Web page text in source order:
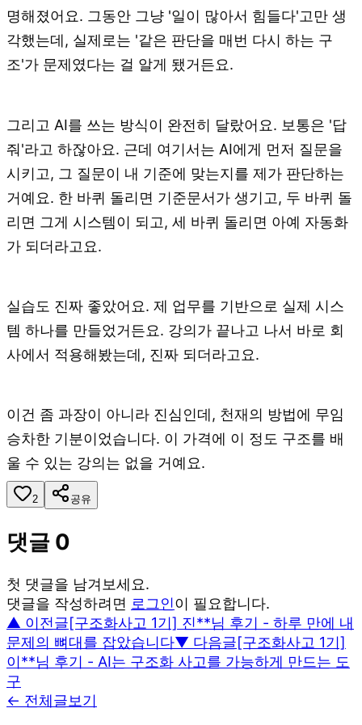
명해졌어요. 그동안 그냥 '일이 많아서 힘들다'고만 생
각했는데, 실제로는 '같은 판단을 매번 다시 하는 구
조'가 문제였다는 걸 알게 됐거든요.
그리고 AI를 쓰는 방식이 완전히 달랐어요. 보통은 '답
줘'라고 하잖아요. 근데 여기서는 AI에게 먼저 질문을
시키고, 그 질문이 내 기준에 맞는지를 제가 판단하는
거예요. 한 바퀴 돌리면 기준문서가 생기고, 두 바퀴 돌
리면 그게 시스템이 되고, 세 바퀴 돌리면 아예 자동화
가 되더라고요.
실습도 진짜 좋았어요. 제 업무를 기반으로 실제 시스
템 하나를 만들었거든요. 강의가 끝나고 나서 바로 회
사에서 적용해봤는데, 진짜 되더라고요.
이건 좀 과장이 아니라 진심인데, 천재의 방법에 무임
승차한 기분이었습니다. 이 가격에 이 정도 구조를 배
울 수 있는 강의는 없을 거예요.
2 공유
댓글 0
첫 댓글을 남겨보세요.
댓글을 작성하려면 로그인이 필요합니다.
▲ 이전글[구조화사고 1기] 진**님 후기 - 하루 만에 내
문제의 뼈대를 잡았습니다▼ 다음글[구조화사고 1기]
이**님 후기 - AI는 구조화 사고를 가능하게 만드는 도
구
← 전체글보기